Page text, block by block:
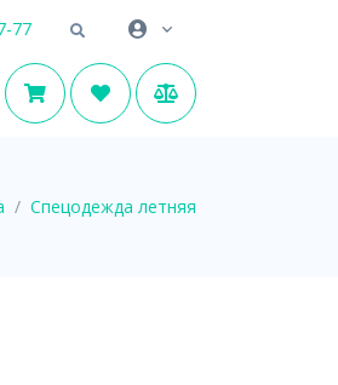
77
Спецодежда летняя